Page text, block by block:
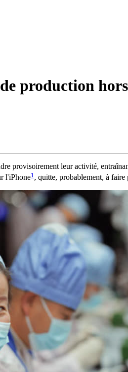
production
provisoirement leur activité,
l'iPhone1 , quitte, probablement, à